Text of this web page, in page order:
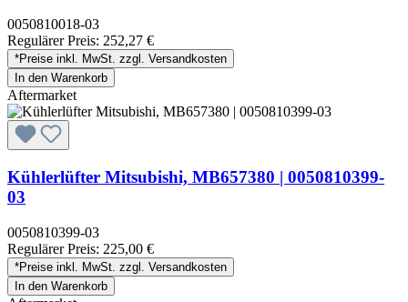
0050810018-03
Regulärer Preis: 252,27 €
*Preise inkl. MwSt. zzgl. Versandkosten
In den Warenkorb
Aftermarket
Kühlerlüfter Mitsubishi, MB657380 | 0050810399-
03
0050810399-03
Regulärer Preis: 225,00 €
*Preise inkl. MwSt. zzgl. Versandkosten
In den Warenkorb